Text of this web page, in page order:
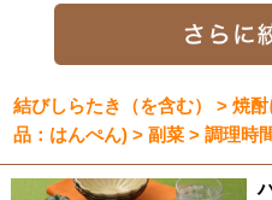
結びしらたき（を含む） > 焼
品：はんぺん) > 副菜 > 調理